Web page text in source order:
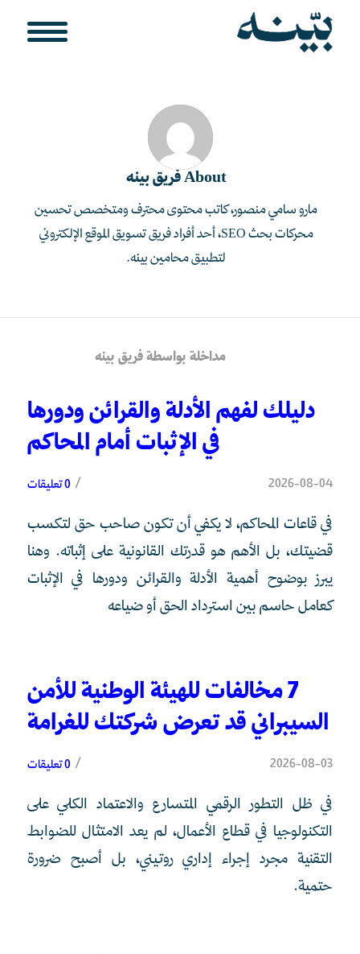
Aboutفريق بينه
مارو سامي منصور، كاتب محتوى محترف ومتخصص تحسين
محركات بحث SEO، أحد أفراد فريق تسويق الموقع الإلكتروني
لتطبيق محامين بينه.
مداخلة بواسطة فريق بينه
دليلك لفهم الأدلة والقرائن ودورها
في الإثبات أمام المحاكم
2026-08-04
/ 0 تعليقات
في قاعات المحاكم، لا يكفي أن تكون صاحب حق لتكسب
قضيتك، بل الأهم هو قدرتك القانونية على إثباته. وهنا
يبرز بوضوح أهمية الأدلة والقرائن ودورها في الإثبات
كعامل حاسم بين استرداد الحق أو ضياعه
7 مخالفات للهيئة الوطنية للأمن
السيبراني قد تعرض شركتك للغرامة
2026-08-03
/ 0 تعليقات
في ظل التطور الرقمي المتسارع والاعتماد الكلي على
التكنولوجيا في قطاع الأعمال، لم يعد الامتثال للضوابط
التقنية مجرد إجراء إداري روتيني، بل أصبح ضرورة
حتمية.